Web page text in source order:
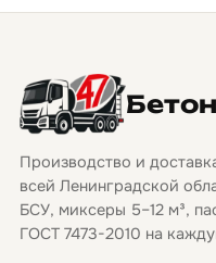
Производство и
всей Ленинградской
БСУ, миксеры 5–12 м³,
ГОСТ 7473-2010 на